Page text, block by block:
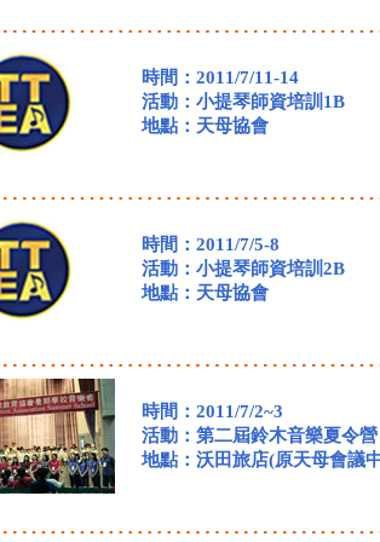
時間：2011/7/11-14
活動：小提琴師資培訓1B
地點：天母協會
時間：2011/7/5-8
活動：小提琴師資培訓2B
地點：天母協會
時間：2011/7/2~3
活動：第二屆鈴木音樂夏令營
地點：沃田旅店(原天母會